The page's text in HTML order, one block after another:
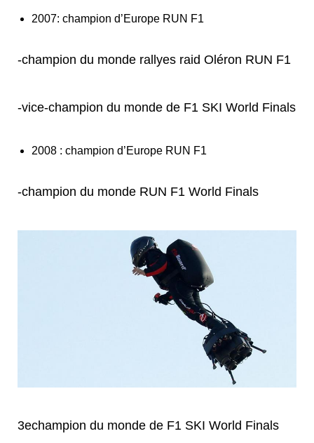
2007: champion d’Europe RUN F1
-champion du monde rallyes raid Oléron RUN F1
-vice-champion du monde de F1 SKI World Finals
2008 : champion d’Europe RUN F1
-champion du monde RUN F1 World Finals
3echampion du monde de F1 SKI World Finals